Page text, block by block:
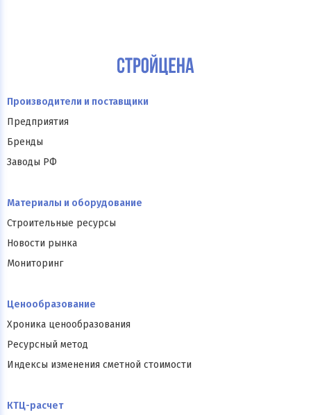
Производители и поставщики
Предприятия
Бренды
Заводы РФ
Материалы и оборудование
Строительные ресурсы
Новости рынка
Мониторинг
Ценообразование
Хроника ценообразования
Ресурсный метод
Индексы изменения сметной стоимости
КТЦ-расчет